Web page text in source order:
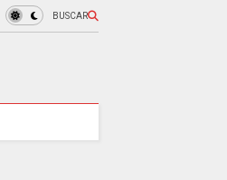
BUSCAR